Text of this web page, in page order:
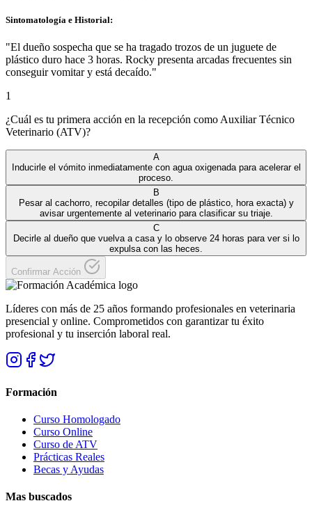
Sintomatología e Historial:
"El dueño sospecha que se ha tragado trozos de un juguete de
plástico duro hace 3 horas. Rocky presenta arcadas frecuentes sin
conseguir vomitar y está decaído."
1
¿Cuál es tu primera acción en la recepción como Auxiliar Técnico
Veterinario (ATV)?
A
Inducirle el vómito inmediatamente con agua oxigenada para acelerar el
proceso.
B
Pesar al cachorro, recopilar detalles (tipo de plástico, hora exacta) y
avisar urgentemente al veterinario para clasificar su triaje.
C
Decirle al dueño que vuelva a casa y lo observe 24 horas para ver si lo
expulsa con las heces.
Confirmar Acción
Líderes con más de 25 años formando profesionales en veterinaria
presencial y online. Comprometidos con garantizar tu éxito
profesional y tu inserción laboral real.
Formación
Curso Homologado
Curso Online
Curso de ATV
Prácticas Reales
Becas y Ayudas
Mas buscados